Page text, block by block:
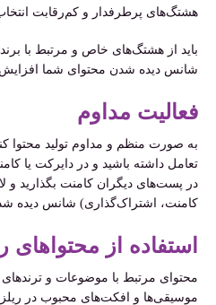
هشتگ‌های پرطرفدار و کم‌رقابت انتخاب
باید از هشتگ‌های خاص و مرتبط با برند
شانس دیده شدن محتوای شما افزایش
فعالیت مداوم
به صورت منظم و مداوم تولید محتوا
تعامل داشته باشید و در دایرکت یا
در پست‌های دیگران کامنت بگذارید و
کامنت، اشتراک‌گذاری) شانس دیده
استفاده از محتواهای
محتوای مرتبط با موضوعات و ترندهای
موسیقی‌ها و افکت‌های محبوب در